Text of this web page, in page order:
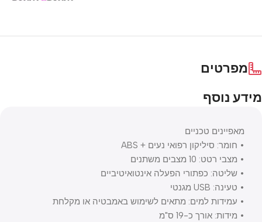
מפרטים
מידע נוסף
מאפיינים טכניים
• חומר: סיליקון רפואי נעים + ABS
• מצבי רטט: 10 מצבים משתנים
• שליטה: כפתורי הפעלה אינטואיטיביים
• טעינה: USB מגנטי
• עמידות למים: מתאים לשימוש באמבטיה או מקלחת
• מידות: אורך כ-19 ס"מ